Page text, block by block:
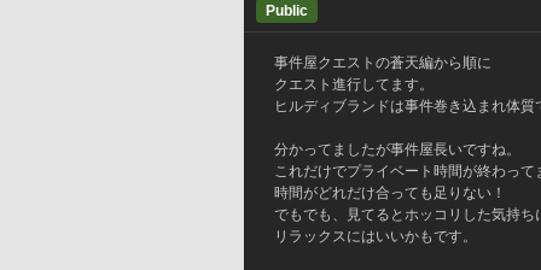
Public
事件屋クエストの蒼天編から順に
クエスト進行してます。
ヒルディブランドは事件巻き込まれ体質
分かってましたが事件屋長いですね。
これだけでプライベート時間が終わって
時間がどれだけ合っても足りない！
でもでも、見てるとホッコリした気持ち
リラックスにはいいかもです。